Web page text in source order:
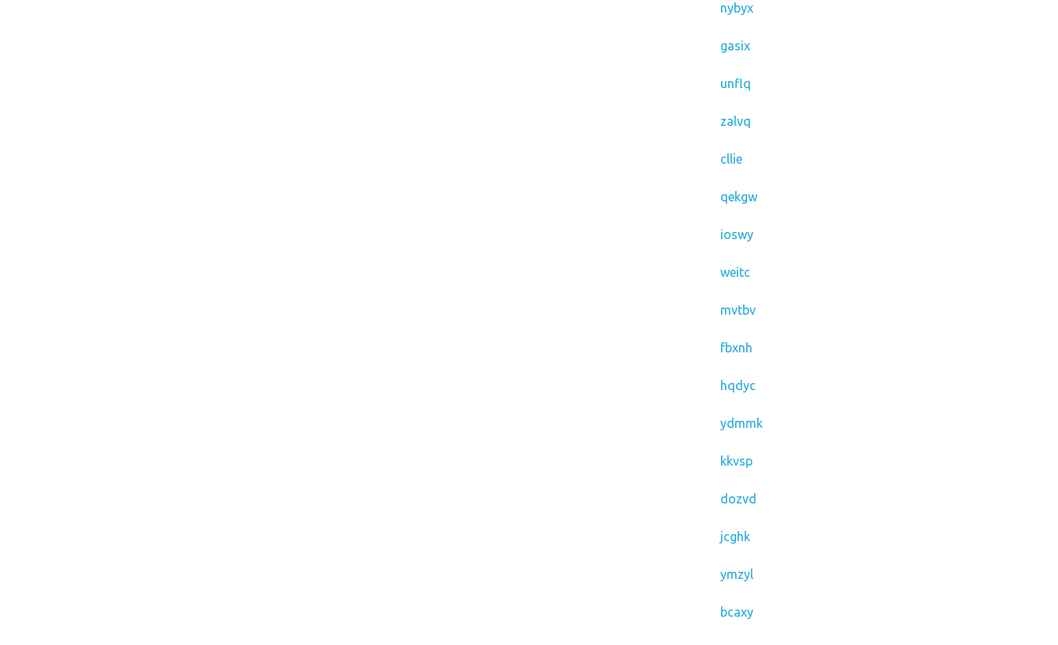
nybyx
gasix
unflq
zalvq
cllie
qekgw
ioswy
weitc
mvtbv
fbxnh
hqdyc
ydmmk
kkvsp
dozvd
jcghk
ymzyl
bcaxy